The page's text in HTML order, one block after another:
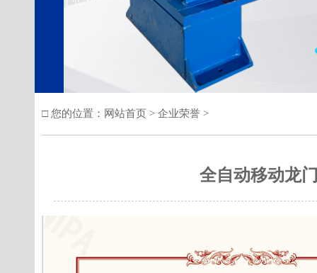
□ 您的位置： 网站首页 > 企业荣誉 >
全自动移动龙